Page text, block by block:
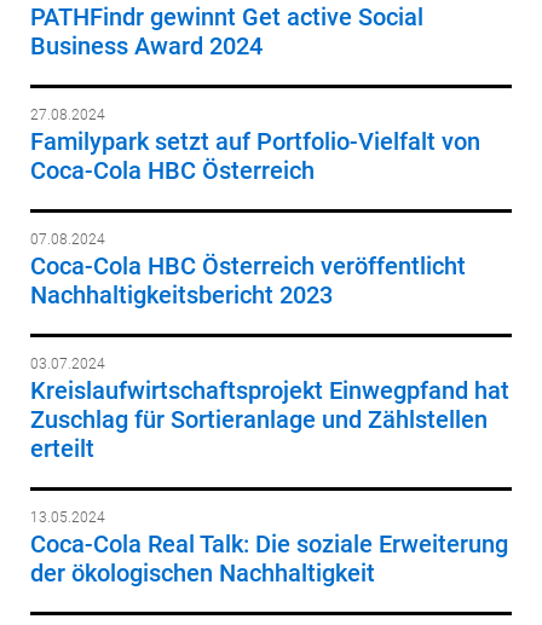
PATHFindr gewinnt Get active Social
Business Award 2024
27.08.2024
Familypark setzt auf Portfolio-Vielfalt von
Coca-Cola HBC Österreich
07.08.2024
Coca-Cola HBC Österreich veröffentlicht
Nachhaltigkeitsbericht 2023
03.07.2024
Kreislaufwirtschaftsprojekt Einwegpfand hat
Zuschlag für Sortieranlage und Zählstellen
erteilt
13.05.2024
Coca-Cola Real Talk: Die soziale Erweiterung
der ökologischen Nachhaltigkeit